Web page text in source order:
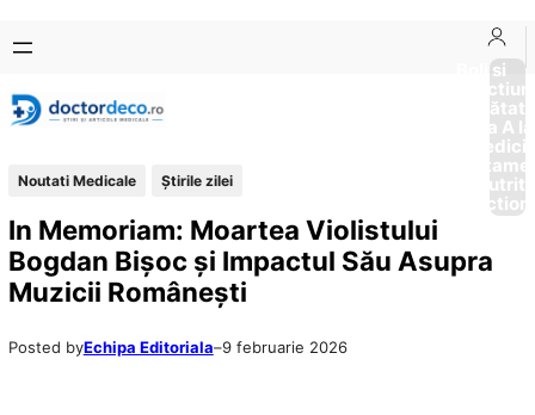
conținut
content
Boli si
Afectiuni
Sănătate
de la A
Noutati Medicale Știrile zilei
In Memoriam: Moartea Violistului
Bogdan Bișoc și Impactul Său Asupra
Muzicii Românești
Posted byEchipa Editoriala–9 februarie 2026